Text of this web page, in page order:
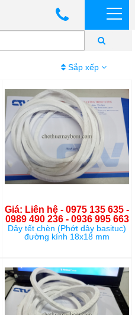
Sắp xếp
Giá: Liên hệ - 0975 135 635 -
0989 490 236 - 0936 995 663
Dây tết chèn (Phớt dây basituc)
đường kính 18x18 mm